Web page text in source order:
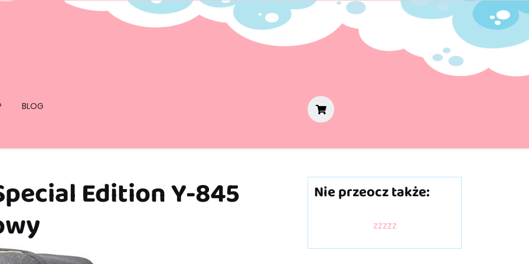
BLOG
Edition Y-845
Nie przeocz także:
zzzzz